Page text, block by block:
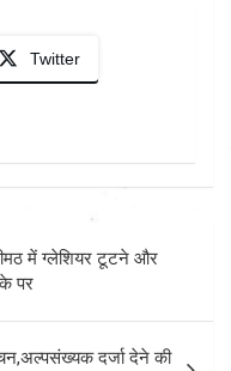
Twitter
में ग्लेशियर टूटने और
पर
दर्जा देने की